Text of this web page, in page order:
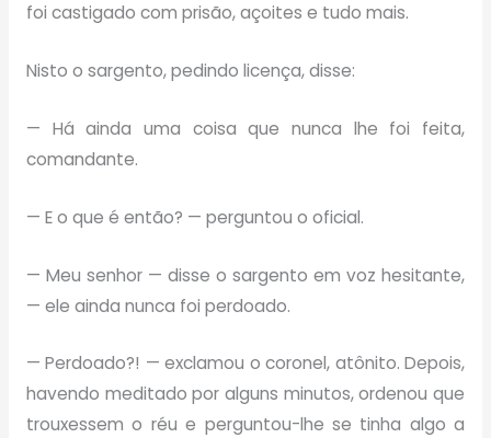
foi castigado com prisão, açoites e tudo mais.
Nisto o sargento, pedindo licença, disse:
— Há ainda uma coisa que nunca lhe foi feita,
comandante.
— E o que é então? — perguntou o oficial.
— Meu senhor — disse o sargento em voz hesitante,
— ele ainda nunca foi perdoado.
— Perdoado?! — exclamou o coronel, atônito. Depois,
havendo meditado por alguns minutos, ordenou que
trouxessem o réu e perguntou-lhe se tinha algo a